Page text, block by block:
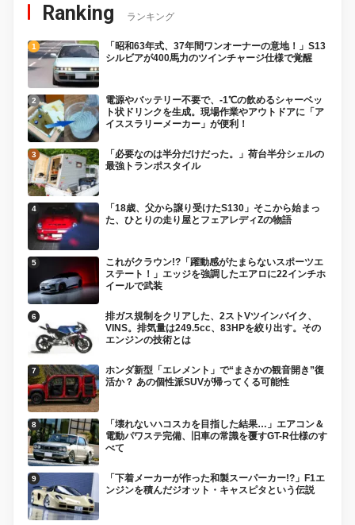
Ranking ランキング
「昭和63年式、37年間ワンオーナーの意地！」S13
シルビアが400馬力のツインチャージ仕様で覚醒
電源やバッテリー不要で、-1℃の飲めるシャーベッ
ト状ドリンクを生成。現場作業やアウトドアに「ア
イススラリーメーカー」が便利！
「必要なのは半分だけだった。」荷台半分シェルの
最強トランポスタイル
「18歳、父から譲り受けたS130」そこから始まっ
た、ひとりの走り屋とフェアレディZの物語
これがクラウン!?「躍動感がたまらないスポーツエ
ステート！」エッジを強調したエアロに22インチホ
イールで武装
排ガス規制をクリアした、2ストVツインバイク、
VINS。排気量は249.5cc、83HPを絞り出す。その
エンジンの技術とは
ホンダ新型「エレメント」で“まさかの観音開き”復
活か？ あの個性派SUVが帰ってくる可能性
「壊れないハコスカを目指した結果…」エアコン＆
電動パワステ完備、旧車の常識を覆すGT-R仕様のす
べて
「下着メーカーが作った和製スーパーカー!?」F1エ
ンジンを積んだジオット・キャスピタという伝説